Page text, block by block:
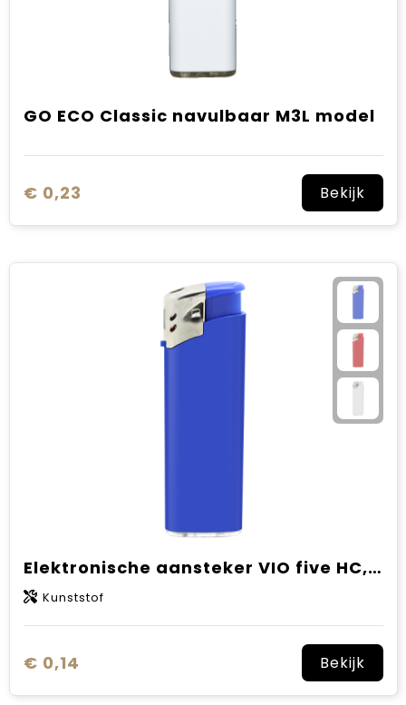
GO ECO Classic navulbaar M3L model
€ 0,23 Bekijk
Elektronische aansteker VIO five HC, navulbaar
Kunststof
€ 0,14 Bekijk